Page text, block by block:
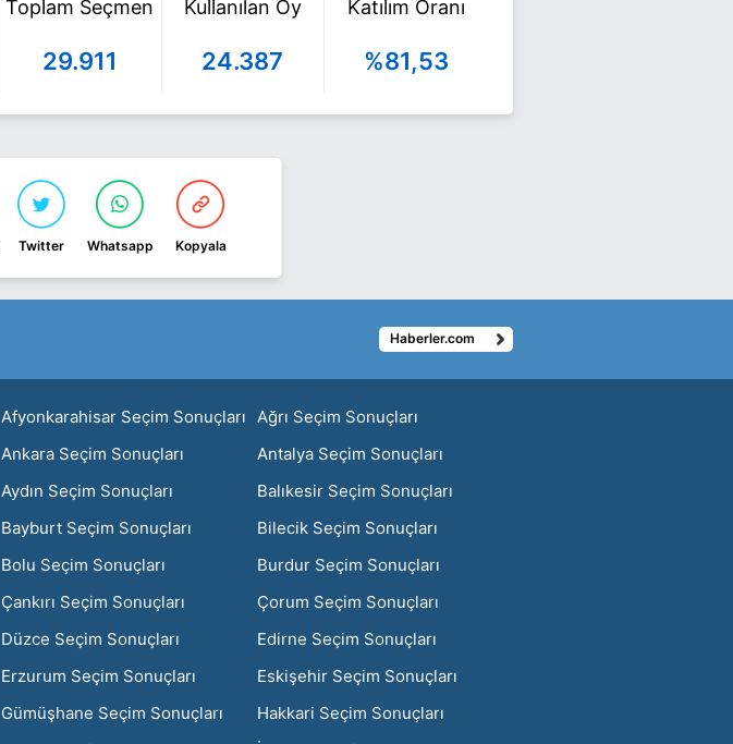
Toplam Seçmen
29.911
Kullanılan Oy
24.387
Katılım Oranı
%81,53
Twitter Whatsapp Kopyala
Haberler.com
Afyonkarahisar Seçim Sonuçları Ağrı Seçim Sonuçları
Ankara Seçim Sonuçları
Antalya Seçim Sonuçları
Aydın Seçim Sonuçları
Balıkesir Seçim Sonuçları
Bayburt Seçim Sonuçları
Bilecik Seçim Sonuçları
Bolu Seçim Sonuçları
Burdur Seçim Sonuçları
Çankırı Seçim Sonuçları
Çorum Seçim Sonuçları
Düzce Seçim Sonuçları
Edirne Seçim Sonuçları
Erzurum Seçim Sonuçları
Eskişehir Seçim Sonuçları
Gümüşhane Seçim Sonuçları
Hakkari Seçim Sonuçları